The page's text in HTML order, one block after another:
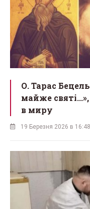
О. Тарас
майже
в миру
19 Березня 2026 в 16:48